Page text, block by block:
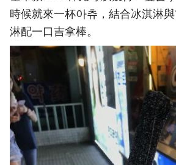
時候就來一杯아츄，結合冰淇淋
淋配一口吉拿棒。